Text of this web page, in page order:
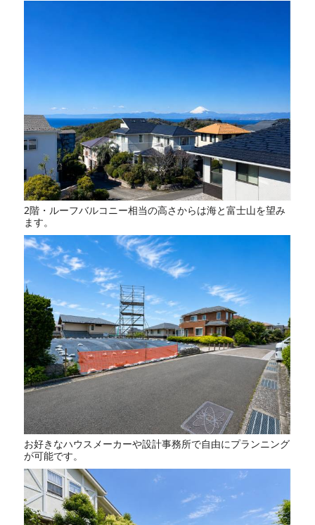
2階・ルーフバルコニー相当の高さからは海と富士山を望み
ます。
お好きなハウスメーカーや設計事務所で自由にプランニング
が可能です。